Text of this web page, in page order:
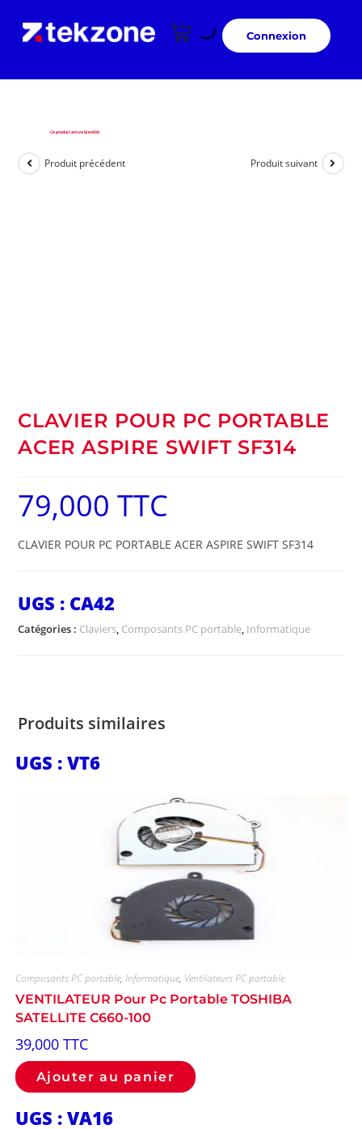
Connexion
Ce produit arrive bientôt!
Produit précédent Produit suivant
CLAVIER POUR PC PORTABLE
ACER ASPIRE SWIFT SF314
79,000TTC
CLAVIER POUR PC PORTABLE ACER ASPIRE SWIFT SF314
UGS : CA42
Catégories : Claviers, Composants PC portable, Informatique
Produits similaires
UGS : VT6
Composants PC portable, Informatique, Ventilateurs PC portable
VENTILATEUR Pour Pc Portable TOSHIBA
SATELLITE C660-100
39,000 TTC
Ajouter au panier
UGS : VA16